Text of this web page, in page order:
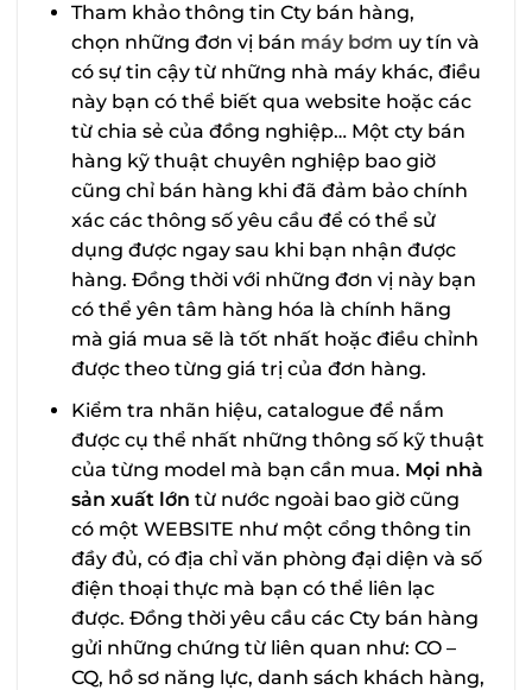
Tham khảo thông tin Cty bán hàng,
chọn những đơn vị bán máy bơm uy tín và
có sự tin cậy từ những nhà máy khác, điều
này bạn có thể biết qua website hoặc các
từ chia sẻ của đồng nghiệp… Một cty bán
hàng kỹ thuật chuyên nghiệp bao giờ
cũng chỉ bán hàng khi đã đảm bảo chính
xác các thông số yêu cầu để có thể sử
dụng được ngay sau khi bạn nhận được
hàng. Đồng thời với những đơn vị này bạn
có thể yên tâm hàng hóa là chính hãng
mà giá mua sẽ là tốt nhất hoặc điều chỉnh
được theo từng giá trị của đơn hàng.
Kiểm tra nhãn hiệu, catalogue để nắm
được cụ thể nhất những thông số kỹ thuật
của từng model mà bạn cần mua. Mọi nhà
sản xuất lớn từ nước ngoài bao giờ cũng
có một WEBSITE như một cổng thông tin
đầy đủ, có địa chỉ văn phòng đại diện và số
điện thoại thực mà bạn có thể liên lạc
được. Đồng thời yêu cầu các Cty bán hàng
gửi những chứng từ liên quan như: CO –
CQ, hồ sơ năng lực, danh sách khách hàng,